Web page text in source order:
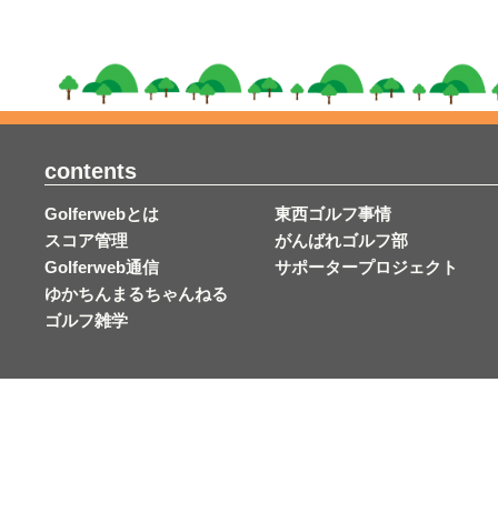
contents
Golferwebとは
スコア管理
Golferweb通信
ゆかちんまるちゃんねる
ゴルフ雑学
東西ゴルフ事情
がんばれゴルフ部
サポータープロジェクト